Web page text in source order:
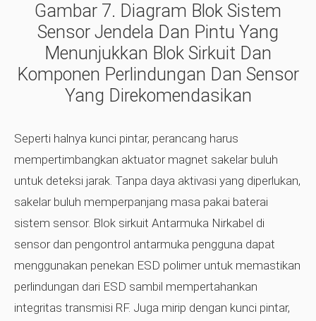
Gambar 7. Diagram Blok Sistem
Sensor Jendela Dan Pintu Yang
Menunjukkan Blok Sirkuit Dan
Komponen Perlindungan Dan Sensor
Yang Direkomendasikan
Seperti halnya kunci pintar, perancang harus
mempertimbangkan aktuator magnet sakelar buluh
untuk deteksi jarak. Tanpa daya aktivasi yang diperlukan,
sakelar buluh memperpanjang masa pakai baterai
sistem sensor. Blok sirkuit Antarmuka Nirkabel di
sensor dan pengontrol antarmuka pengguna dapat
menggunakan penekan ESD polimer untuk memastikan
perlindungan dari ESD sambil mempertahankan
integritas transmisi RF. Juga mirip dengan kunci pintar,